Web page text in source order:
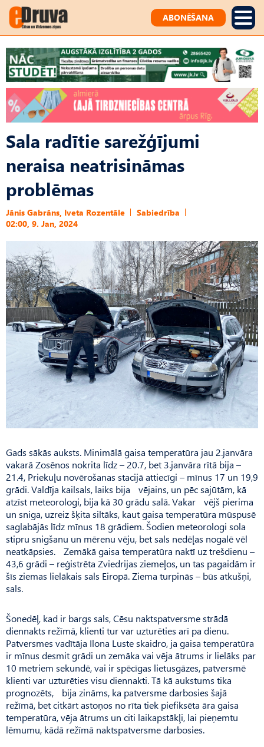
ABONĒŠANA
Sala radītie sarežģījumi
neraisa neatrisināmas
problēmas
Jānis Gabrāns, Iveta Rozentāle
Sabiedrība
02:00, 9. Jan, 2024
Gads sākās auksts. Minimālā gaisa temperatūra jau 2.janvāra
vakarā Zosēnos nokrita līdz – 20.7, bet 3.janvāra rītā bija –
21.4, Priekuļu novērošanas stacijā attiecīgi – mīnus 17 un 19,9
grādi. Valdīja kailsals, laiks bija vējains, un pēc sajūtām, kā
atzīst meteorologi, bija kā 30 grādu salā. Vakar vējš pierima
un sniga, uzreiz šķita siltāks, kaut gaisa temperatūra mūspusē
saglabājās līdz mīnus 18 grādiem. Šodien meteorologi sola
stipru snigšanu un mērenu vēju, bet sals nedēļas nogalē vēl
neatkāpsies. Zemākā gaisa temperatūra naktī uz trešdienu –
43,6 grādi – reģistrēta Zviedrijas ziemeļos, un tas pagaidām ir
šīs ziemas lielākais sals Eiropā. Ziema turpinās – būs atkušņi,
sals.
Šonedēļ, kad ir bargs sals, Cēsu naktspatversme strādā
diennakts režīmā, klienti tur var uzturēties arī pa dienu.
Patversmes vadītāja Ilona Luste skaidro, ja gaisa temperatūra
ir mīnus desmit grādi un zemāka vai vēja ātrums ir lielāks par
10 metriem sekundē, vai ir spēcīgas lietusgāzes, patversmē
klienti var uzturēties visu diennakti. Tā kā aukstums tika
prognozēts, bija zināms, ka patversme darbosies šajā
režīmā, bet citkārt astoņos no rīta tiek piefiksēta āra gaisa
temperatūra, vēja ātrums un citi laikapstākļi, lai pieņemtu
lēmumu, kādā režīmā naktspatversme darbosies.